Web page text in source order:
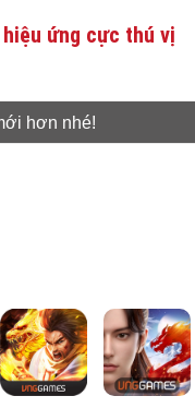
ứng cực thú vị
hơn nhé!